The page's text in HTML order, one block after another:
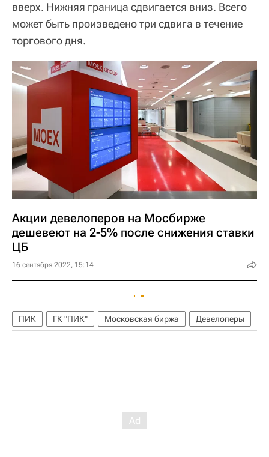
вверх. Нижняя граница сдвигается вниз. Всего
может быть произведено три сдвига в течение
торгового дня.
Акции девелоперов на Мосбирже
дешевеют на 2-5% после снижения ставки
ЦБ
16 сентября 2022, 15:14
ПИК ГК "ПИК" Московская биржа Девелоперы